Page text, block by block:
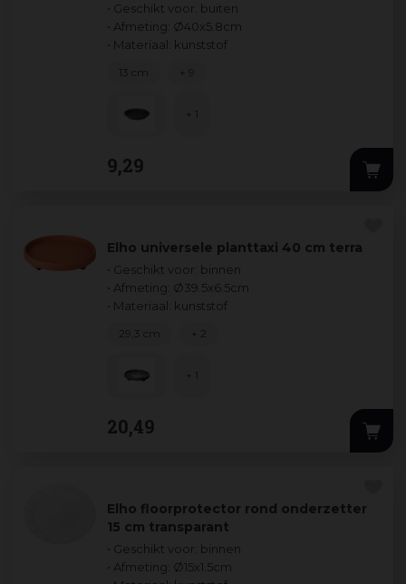
• Geschikt voor: buiten
• Afmeting: Ø40x5.8cm
• Materiaal: kunststof
9,29
13 cm + 9
+ 1
Elho universele planttaxi 40 cm terra
• Geschikt voor: binnen
• Afmeting: Ø39.5x6.5cm
• Materiaal: kunststof
20,49
29,3 cm + 2
+ 1
Elho floorprotector rond onderzetter
15 cm transparant
• Geschikt voor: binnen
• Afmeting: Ø15x1.5cm